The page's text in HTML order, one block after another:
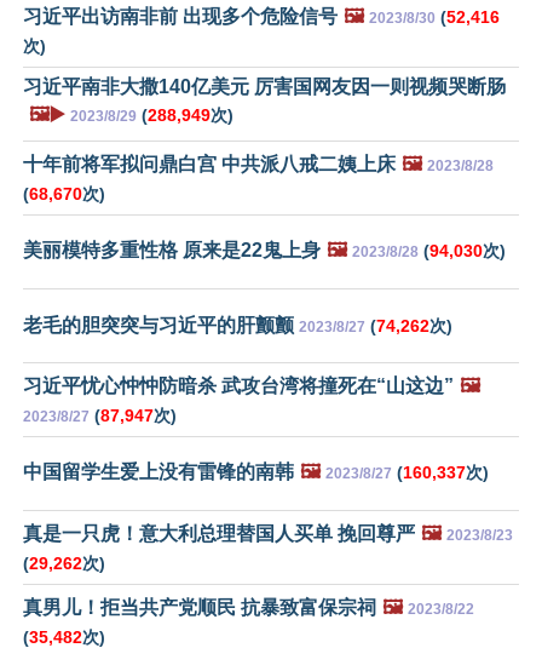
习近平出访南非前 出现多个危险信号 🖼️ 2023/8/30 (52,416
次)
习近平南非大撒140亿美元 厉害国网友因一则视频哭断肠
🖼️▶️ 2023/8/29 (288,949次)
十年前将军拟问鼎白宫 中共派八戒二姨上床 🖼️ 2023/8/28
(68,670次)
美丽模特多重性格 原来是22鬼上身 🖼️ 2023/8/28 (94,030次)
老毛的胆突突与习近平的肝颤颤 2023/8/27 (74,262次)
习近平忧心忡忡防暗杀 武攻台湾将撞死在“山这边” 🖼️
2023/8/27 (87,947次)
中国留学生爱上没有雷锋的南韩 🖼️ 2023/8/27 (160,337次)
真是一只虎！意大利总理替国人买单 挽回尊严 🖼️ 2023/8/23
(29,262次)
真男儿！拒当共产党顺民 抗暴致富保宗祠 🖼️ 2023/8/22
(35,482次)